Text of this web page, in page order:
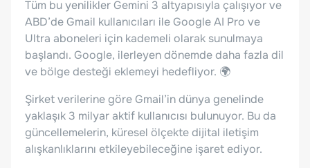
Tüm bu yenilikler Gemini 3 altyapısıyla çalışıyor ve
ABD’de Gmail kullanıcıları ile Google AI Pro ve
Ultra aboneleri için kademeli olarak sunulmaya
başlandı. Google, ilerleyen dönemde daha fazla dil
ve bölge desteği eklemeyi hedefliyor. 🌍
Şirket verilerine göre Gmail’in dünya genelinde
yaklaşık 3 milyar aktif kullanıcısı bulunuyor. Bu da
güncellemelerin, küresel ölçekte dijital iletişim
alışkanlıklarını etkileyebileceğine işaret ediyor.